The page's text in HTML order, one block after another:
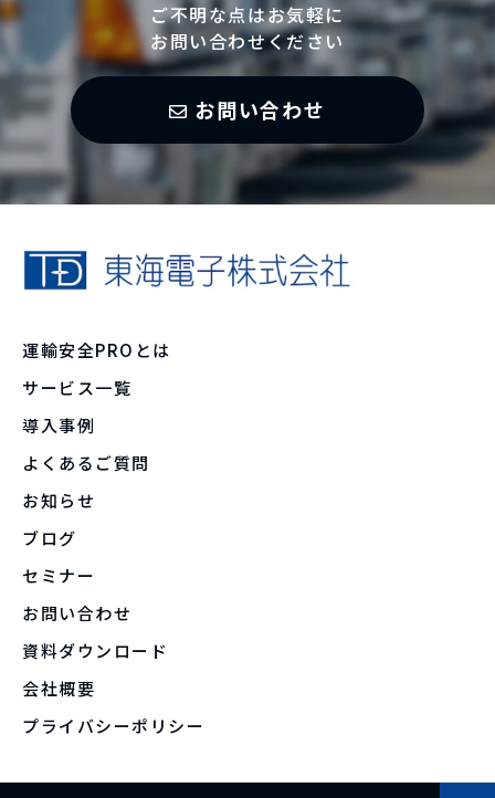
ご不明な点はお気軽に
お問い合わせください
お問い合わせ
運輸安全PROとは
サービス一覧
導入事例
よくあるご質問
お知らせ
ブログ
セミナー
お問い合わせ
資料ダウンロード
会社概要
プライバシーポリシー